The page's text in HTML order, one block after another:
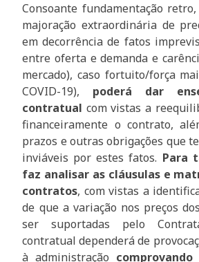
Consoante fundamentação
majoração extraordinária de
em decorrência de fatos
entre oferta e demanda e
mercado), caso fortuito/força
COVID-19), poderá dar
contratual com vistas a
financeiramente o contrato,
prazos e outras obrigações que
inviáveis por estes fatos. Para
faz analisar as cláusulas e
contratos, com vistas a
de que a variação nos preços
ser suportadas pelo
contratual dependerá de
à administração